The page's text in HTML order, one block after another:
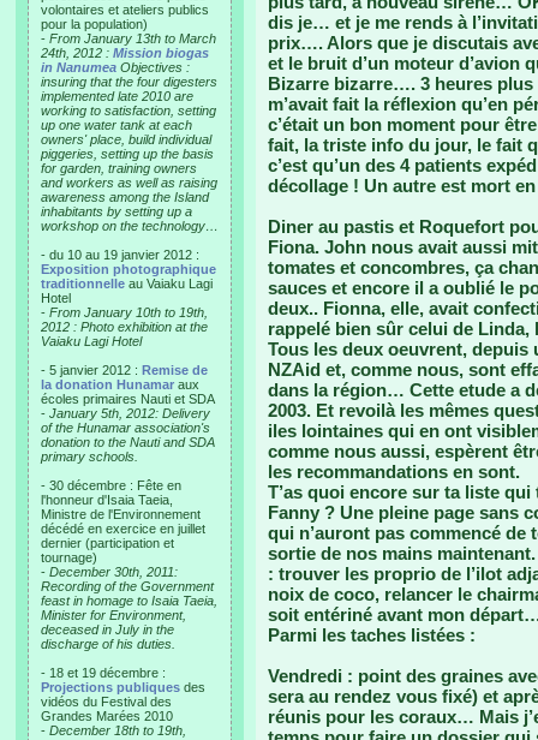
volontaires et ateliers publics
pour la population)
- From January 13th to March
24th, 2012 : Mission biogas
in Nanumea Objectives :
insuring that the four digesters
implemented late 2010 are
working to satisfaction, setting
up one water tank at each
owners' place, build individual
piggeries, setting up the basis
for garden, training owners
and workers as well as raising
awareness among the Island
inhabitants by setting up a
workshop on the technology…
- du 10 au 19 janvier 2012 :
Exposition photographique
traditionnelle au Vaiaku Lagi
Hotel
- From January 10th to 19th,
2012 : Photo exhibition at the
Vaiaku Lagi Hotel
- 5 janvier 2012 : Remise de
la donation Hunamar aux
écoles primaires Nauti et SDA
- January 5th, 2012: Delivery
of the Hunamar association's
donation to the Nauti and SDA
primary schools.
- 30 décembre : Fête en
l'honneur d'Isaia Taeia,
Ministre de l'Environnement
décédé en exercice en juillet
dernier (participation et
tournage)
- December 30th, 2011:
Recording of the Government
feast in homage to Isaia Taeia,
Minister for Environment,
deceased in July in the
discharge of his duties.
- 18 et 19 décembre :
Projections publiques des
vidéos du Festival des
Grandes Marées 2010
- December 18th to 19th,
dis je… et je me rends à
prix…. Alors que je discutais
et le bruit d’un moteur
Bizarre bizarre…. 3 heures
m’avait fait la réflexion qu’en
c’était un bon moment pour
fait, la triste info du jour, le fait
c’est qu’un des 4 patients
décollage ! Un autre est mort
Diner au pastis et Roquefort
Fiona. John nous avait aussi
tomates et concombres, ça
sauces et encore il a oublié le
deux.. Fionna, elle, avait
rappelé bien sûr celui de Linda,
Tous les deux oeuvrent, depuis
NZAid et, comme nous, sont
dans la région… Cette etude a
2003. Et revoilà les mêmes
iles lointaines qui en ont
comme nous aussi, espèrent
les recommandations en sont.
T’as quoi encore sur ta liste
Fanny ? Une pleine page sans
qui n’auront pas commencé
sortie de nos mains
: trouver les proprio de l’ilot
noix de coco, relancer le
soit entériné avant mon
Parmi les taches listées :
Vendredi : point des graines
sera au rendez vous fixé) et
réunis pour les coraux… Mais